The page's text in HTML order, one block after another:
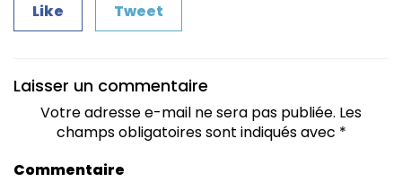
Like Tweet
Laisser un commentaire
Votre adresse e-mail ne sera pas publiée. Les
champs obligatoires sont indiqués avec *
Commentaire